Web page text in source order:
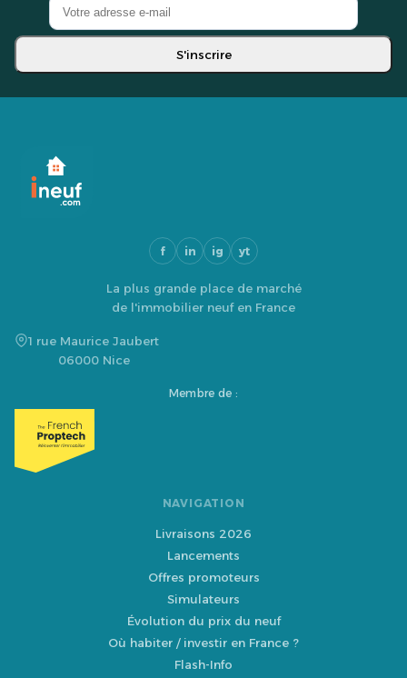
S'inscrire
f in ig yt
La plus grande place de marché
de l'immobilier neuf en France
1 rue Maurice Jaubert
06000 Nice
Membre de :
NAVIGATION
Livraisons 2026
Lancements
Offres promoteurs
Simulateurs
Évolution du prix du neuf
Où habiter / investir en France ?
Flash-Info